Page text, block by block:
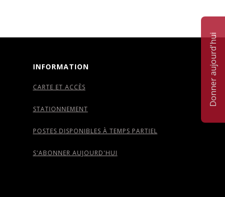
Donner aujourd'hui
INFORMATION
CARTE ET ACCÈS
STATIONNEMENT
POSTES DISPONIBLES À TEMPS PARTIEL
S'ABONNER AUJOURD'HUI